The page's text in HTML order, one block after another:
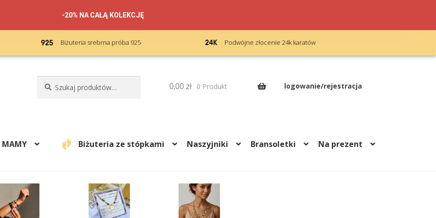
-20% NA CAŁĄ KOLEKCJĘ
Podwójne złocenie 24k karatów Bezpłatny grawerunek
logowanie/rejestracja
MAMY Biżuteria ze stópkami Naszyjniki Bransoletki Na prezent
0,00 zł 0 Produkt